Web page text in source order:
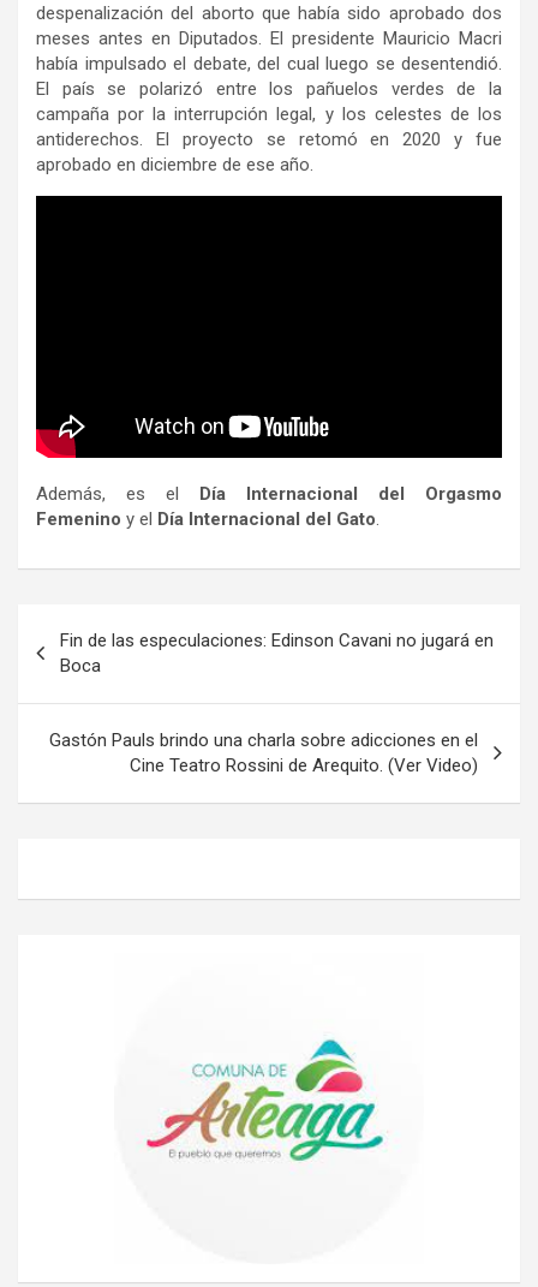
despenalización del aborto que había sido aprobado dos
meses antes en Diputados. El presidente Mauricio Macri
había impulsado el debate, del cual luego se desentendió.
El país se polarizó entre los pañuelos verdes de la
campaña por la interrupción legal, y los celestes de los
antiderechos. El proyecto se retomó en 2020 y fue
aprobado en diciembre de ese año.
Además, es el Día Internacional del Orgasmo
Femenino y el Día Internacional del Gato.
de
entradas
Fin de las especulaciones: Edinson Cavani no jugará en
Boca
Gastón Pauls brindo una charla sobre adicciones en el
Cine Teatro Rossini de Arequito. (Ver Video)